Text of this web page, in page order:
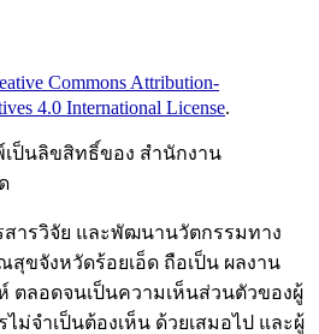
Commons Attribution-
4.0 International License.
ป็นลิขสิทธิ์ของ สำนักงาน
ารวิจัย และพัฒนานวัตกรรมทาง
ขจังหวัดร้อยเอ็ด ถือเป็น ผลงาน
ตลอดจนเป็นความเห็นส่วนตัวของผู้
ม่จําเป็นต้องเห็น ด้วยเสมอไป และผู้